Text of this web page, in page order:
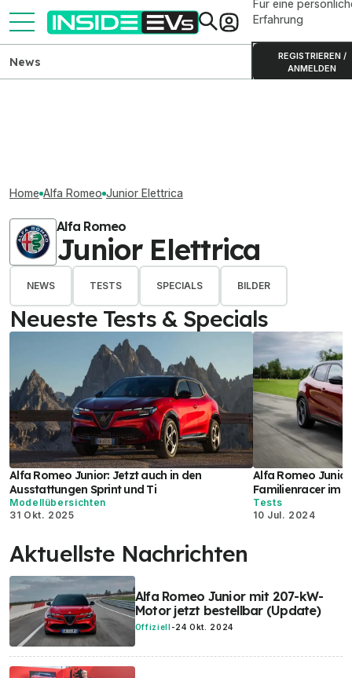
Für eine
Erfahrung
REGISTRIEREN /
ANMELDEN
News
Home Alfa Romeo Junior Elettrica
Alfa Romeo
Junior Elettrica
NEWS TESTS SPECIALS BILDER
Neueste Tests & Specials
Alfa Romeo Junior: Jetzt auch in den
Ausstattungen Sprint und Ti
Modellübersichten
31 Okt. 2025
Alfa Romeo
Familienracer im
Tests
10 Jul. 2024
Aktuellste Nachrichten
Alfa Romeo Junior mit 207-kW-
Motor jetzt bestellbar (Update)
Offiziell -24 Okt. 2024